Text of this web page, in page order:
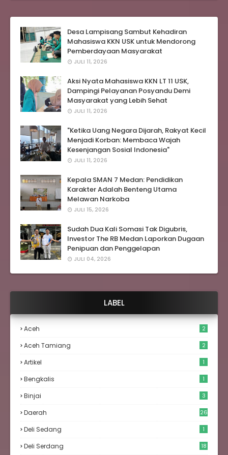
Desa Lampisang Sambut Kehadiran
Mahasiswa KKN USK untuk Mendorong
Pemberdayaan Masyarakat
JULI 11, 2026
Aksi Nyata Mahasiswa KKN LT 11 USK,
Dampingi Pelayanan Posyandu Demi
Masyarakat yang Lebih Sehat
JULI 11, 2026
"Ketika Uang Negara Dijarah, Rakyat Kecil
Menjadi Korban: Membaca Wajah
Kesenjangan Sosial Indonesia"
JULI 11, 2026
Kepala SMAN 7 Medan: Pendidikan
Karakter Adalah Benteng Utama
Melawan Narkoba
JULI 15, 2026
Sudah Dua Kali Somasi Tak Digubris,
Investor The RB Medan Laporkan Dugaan
Penipuan dan Penggelapan
JULI 04, 2026
LABEL
Aceh 2
Aceh Tamiang 2
Artikel 1
Bengkalis 1
Binjai 3
Daerah 26
Deli Sedang 1
Deli Serdang 18